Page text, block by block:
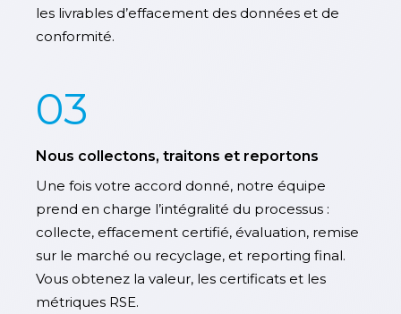
les livrables d’effacement des données et de
conformité.
03
Nous collectons, traitons et reportons
Une fois votre accord donné, notre équipe
prend en charge l’intégralité du processus :
collecte, effacement certifié, évaluation, remise
sur le marché ou recyclage, et reporting final.
Vous obtenez la valeur, les certificats et les
métriques RSE.